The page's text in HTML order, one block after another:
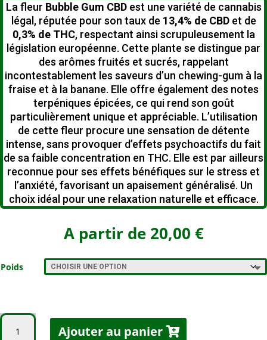
La fleur Bubble Gum CBDest une variété de cannabis
légal, réputée pour son taux de 13,4% de CBDet de
0,3% de THC, respectant ainsi scrupuleusement la
législation européenne. Cette plante se distingue par
des arômes fruités et sucrés, rappelant
incontestablement les saveurs d’un chewing-gum à la
fraise et à la banane. Elle offre également des notes
terpéniques épicées, ce qui rend son goût
particulièrement unique et appréciable. L’utilisation
de cette fleur procure une sensation de détente
intense, sans provoquer d’effets psychoactifs du fait
de sa faible concentration en THC. Elle est par ailleurs
reconnue pour ses effets bénéfiques sur le stress et
l’anxiété, favorisant un apaisement généralisé. Un
choix idéal pour une relaxation naturelle et efficace.
A partir de 20,00 €
Poids
quantité
Ajouter au panier